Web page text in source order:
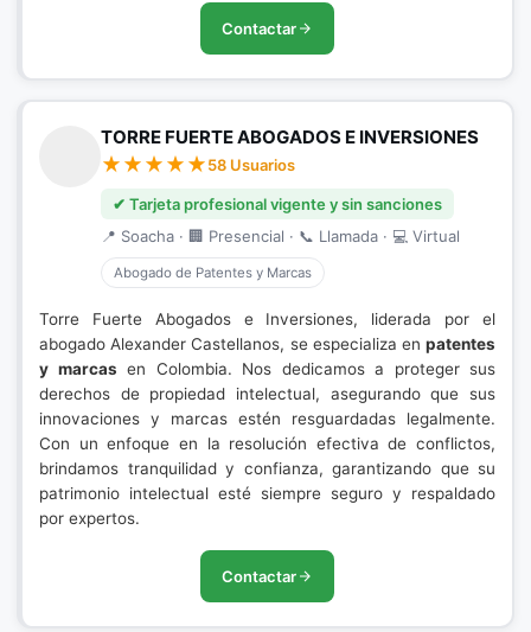
Contactar
TORRE FUERTE ABOGADOS E INVERSIONES
58 Usuarios
✔ Tarjeta profesional vigente y sin sanciones
📍 Soacha · 🏢 Presencial · 📞 Llamada · 💻 Virtual
Abogado de Patentes y Marcas
Torre Fuerte Abogados e Inversiones, liderada por el
abogado Alexander Castellanos, se especializa en patentes
y marcas en Colombia. Nos dedicamos a proteger sus
derechos de propiedad intelectual, asegurando que sus
innovaciones y marcas estén resguardadas legalmente.
Con un enfoque en la resolución efectiva de conflictos,
brindamos tranquilidad y confianza, garantizando que su
patrimonio intelectual esté siempre seguro y respaldado
por expertos.
Contactar